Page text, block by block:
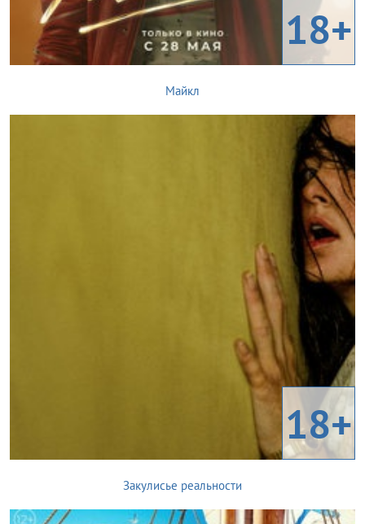
18+
Майкл
18+
Закулисье реальности